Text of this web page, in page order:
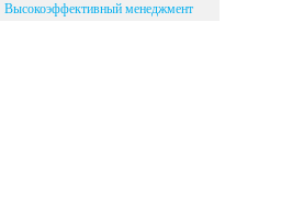
Высокоэффективный менеджмент